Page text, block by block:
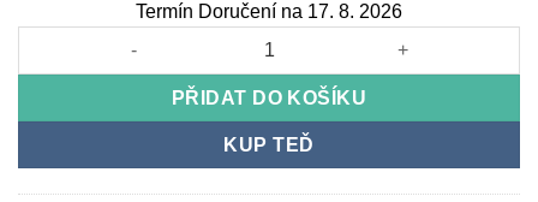
Termín Doručení na 17. 8. 2026
Left Side Cover for ZT3 PRO E množství
PŘIDAT DO KOŠÍKU
KUP TEĎ